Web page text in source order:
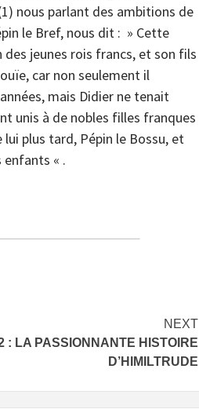
nous parlant des ambitions de
le Bref, nous dit : » Cette
jeunes rois francs, et son fils
car non seulement il
mais Didier ne tenait
unis à de nobles filles franques
lui plus tard, Pépin le Bossu, et
enfants « .
NEXT
: LA PASSIONNANTE HISTOIRE
D’HIMILTRUDE